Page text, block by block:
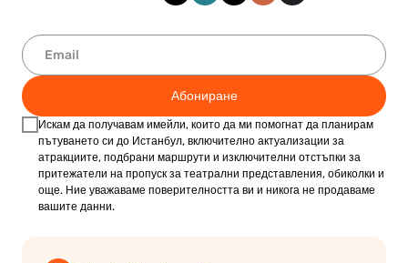
Абониране
Искам да получавам имейли, които да ми помогнат да планирам
пътуването си до Истанбул, включително актуализации за
атракциите, подбрани маршрути и изключителни отстъпки за
притежатели на пропуск за театрални представления, обиколки и
още. Ние уважаваме поверителността ви и никога не продаваме
вашите данни.